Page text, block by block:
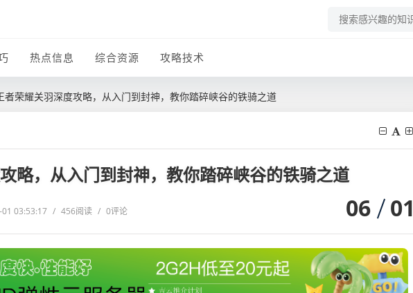
热点信息 综合资源 攻略技术
者荣耀关羽深度攻略，从入门到封神，教你踏碎峡谷的铁骑之道
略，从入门到封神，教你踏碎峡谷的铁骑之道
03:53:17 / 456阅读 / 0评论 06 01